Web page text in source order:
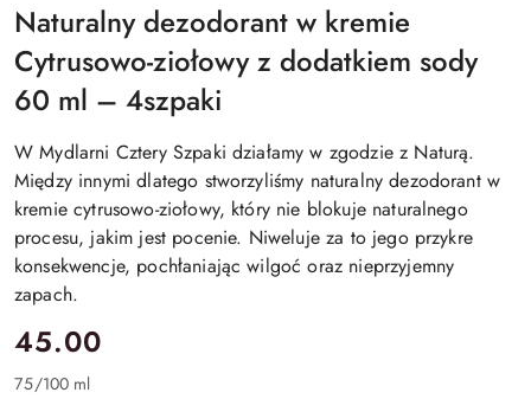
Naturalny dezodorant w kremie
Cytrusowo-ziołowy z dodatkiem sody
60 ml – 4szpaki
W Mydlarni Cztery Szpaki działamy w zgodzie z Naturą.
Między innymi dlatego stworzyliśmy naturalny dezodorant w
kremie cytrusowo-ziołowy, który nie blokuje naturalnego
procesu, jakim jest pocenie. Niweluje za to jego przykre
konsekwencje, pochłaniając wilgoć oraz nieprzyjemny
zapach.
cena:
45.00
75/100 ml